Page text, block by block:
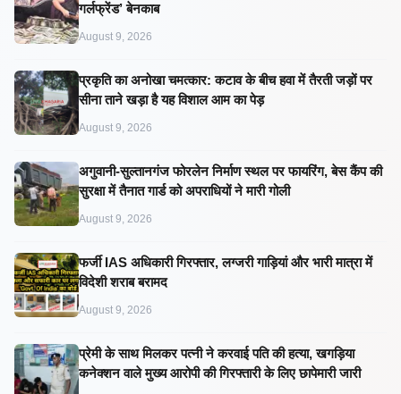
गर्लफ्रेंड’ बेनकाब
August 9, 2026
प्रकृति का अनोखा चमत्कार: कटाव के बीच हवा में तैरती जड़ों पर
सीना ताने खड़ा है यह विशाल आम का पेड़
August 9, 2026
अगुवानी-सुल्तानगंज फोरलेन निर्माण स्थल पर फायरिंग, बेस कैंप की
सुरक्षा में तैनात गार्ड को अपराधियों ने मारी गोली
August 9, 2026
फर्जी IAS अधिकारी गिरफ्तार, लग्जरी गाड़ियां और भारी मात्रा में
विदेशी शराब बरामद
August 9, 2026
प्रेमी के साथ मिलकर पत्नी ने करवाई पति की हत्या, खगड़िया
कनेक्शन वाले मुख्य आरोपी की गिरफ्तारी के लिए छापेमारी जारी